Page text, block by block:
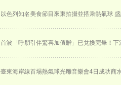
以色列知名美食節目來東拍攝並搭乘熱氣球
首波「呼朋引伴驚喜加值贈」已兌換完畢！下
臺東海岸線首場熱氣球光雕音樂會4日成功商